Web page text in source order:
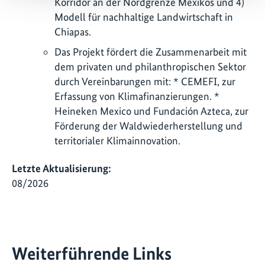
Modell für nachhaltige Landwirtschaft in
Chiapas.
Das Projekt fördert die Zusammenarbeit mit
dem privaten und philanthropischen Sektor
durch Vereinbarungen mit: * CEMEFI, zur
Erfassung von Klimafinanzierungen. *
Heineken Mexico und Fundación Azteca, zur
Förderung der Waldwiederherstellung und
territorialer Klimainnovation.
Letzte Aktualisierung:
08/2026
Weiterführende Links